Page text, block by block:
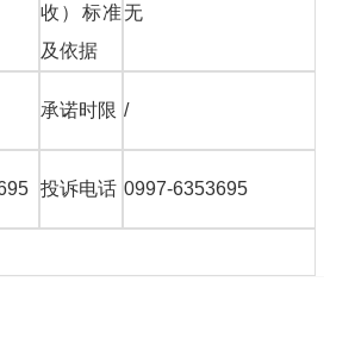
收）标准
及依据
无
承诺时限 /
投诉电话 0997-6353695